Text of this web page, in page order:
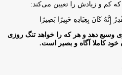
و زيادش را تعيين مى‌كند:
كَانَ بِعِبَادِهِ خَبِيرًا بَصِيرًا
وسیع دهد و هر که را خواهد تنگ روزی
خود کاملا آگاه و بصیر است.